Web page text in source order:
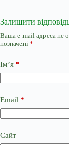
Залишити
Ваша e-mail адреса не
позначені *
Ім’я *
Email *
Сайт